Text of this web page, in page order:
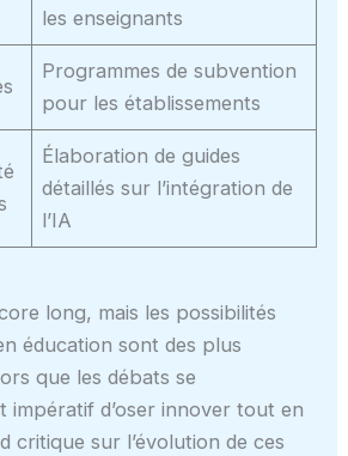
les enseignants
Programmes de subvention
pour les établissements
Élaboration de guides
détaillés sur l’intégration de
l’IA
long, mais les possibilités
éducation sont des plus
que les débats se
impératif d’oser innover tout en
critique sur l’évolution de ces